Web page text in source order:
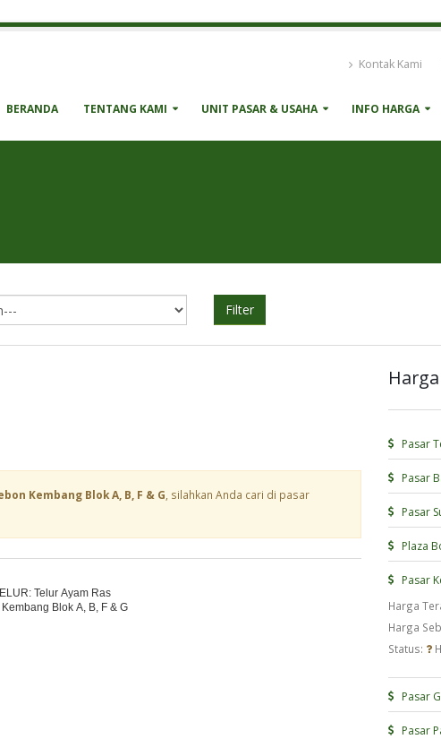
Kontak Kami
BERANDA TENTANG KAMI UNIT PASAR & USAHA INFO HARGA
Filter
Kembang Blok A, B, F & G , silahkan Anda cari di pasar
Telur Ayam Ras
Blok A, B, F & G
Pasar
Pasar
Pasar
Plaza
Pasar
Harga
Harga
Status:
Pasar
Pasar